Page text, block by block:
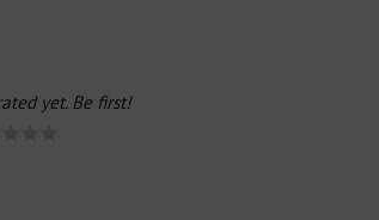
yet. Be first!